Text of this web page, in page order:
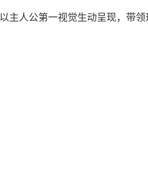
主人公第一视觉生动呈现，带